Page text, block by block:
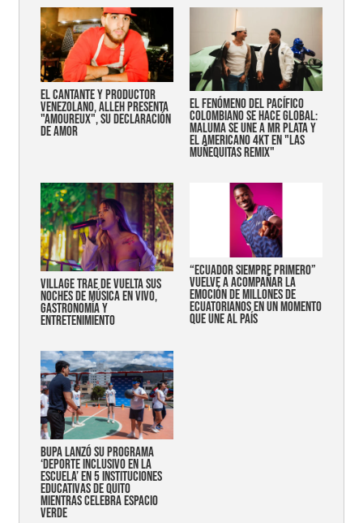
EL CANTANTE Y PRODUCTOR
VENEZOLANO, ALLEH PRESENTA
"AMOUREUX", SU DECLARACIÓN
DE AMOR
EL FENÓMENO DEL PACÍFICO
COLOMBIANO SE HACE GLOBAL:
MALUMA SE UNE A MR PLATA Y
EL AMERICANO 4KT EN "LAS
MUÑEQUITAS REMIX"
Village trae de vuelta sus
noches de música en vivo,
gastronomía y
entretenimiento
“Ecuador siempre primero”
vuelve a acompañar la
emoción de millones de
ecuatorianos en un momento
que une al país
Bupa lanzó su programa
‘Deporte Inclusivo en la
Escuela’ en 5 instituciones
educativas de Quito
mientras celebra espacio
verde